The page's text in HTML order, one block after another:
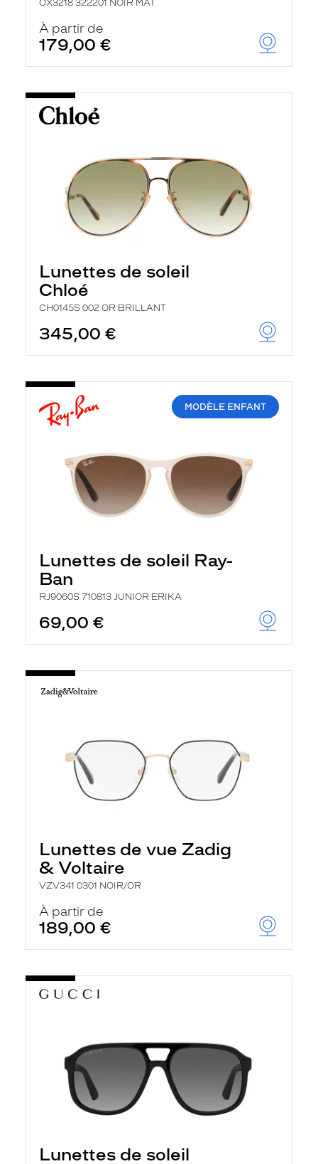
OX3218 322201 NOIR MAT
À partir de
179,00 €
Lunettes de soleil
Chloé
CH0145S 002 OR BRILLANT
345,00 €
MODÈLE ENFANT
Lunettes de soleil Ray-
Ban
RJ9060S 710813 JUNIOR ERIKA
69,00 €
Lunettes de vue Zadig
& Voltaire
VZV341 0301 NOIR/OR
À partir de
189,00 €
Lunettes de soleil